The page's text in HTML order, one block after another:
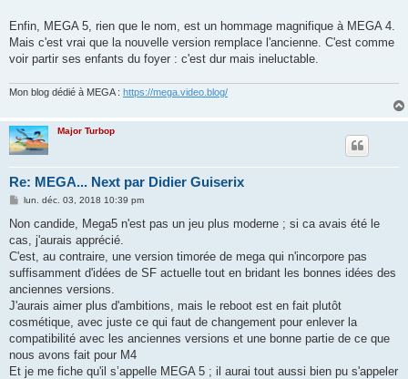
Enfin, MEGA 5, rien que le nom, est un hommage magnifique à MEGA 4.
Mais c'est vrai que la nouvelle version remplace l'ancienne. C'est comme
voir partir ses enfants du foyer : c'est dur mais ineluctable.
Mon blog dédié à MEGA : https://mega.video.blog/
Major Turbop
Re: MEGA... Next par Didier Guiserix
M
s
a
g
lun. déc. 03, 2018 10:39 pm
Non candide, Mega5 n'est pas un jeu plus moderne ; si ca avais été le
cas, j'aurais apprécié.
C'est, au contraire, une version timorée de mega qui n'incorpore pas
suffisamment d'idées de SF actuelle tout en bridant les bonnes idées des
anciennes versions.
J'aurais aimer plus d'ambitions, mais le reboot est en fait plutôt
cosmétique, avec juste ce qui faut de changement pour enlever la
compatibilité avec les anciennes versions et une bonne partie de ce que
nous avons fait pour M4
Et je me fiche qu'il s’appelle MEGA 5 ; il aurai tout aussi bien pu s'appeler